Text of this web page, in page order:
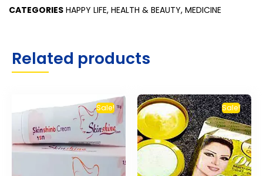
CATEGORIES HAPPY LIFE, HEALTH & BEAUTY, MEDICINE
Related products
Sale! Sale!